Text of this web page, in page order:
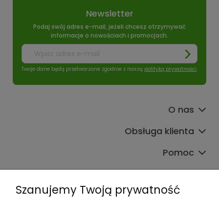
Newsletter
Podaj swój adres e-mail, jeżeli chcesz otrzymywać
informacje o nowościach i promocjach.
Twoje dane będą przetwarzane zgodnie z naszą polityką prywatności.
O nas
Obsługa klienta
Pomoc
Moje konto
Szanujemy Twoją prywatność